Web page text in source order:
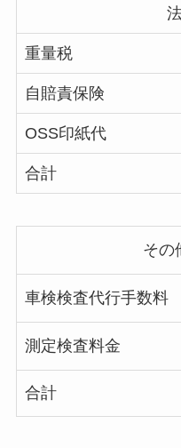
重量税
自賠責保険
OSS印紙代
合計
その
車検検査代行手数料
測定検査料金
合計